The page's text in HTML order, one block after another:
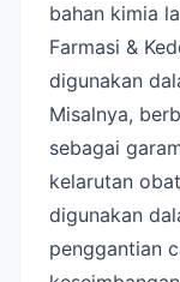
bahan kimia
Farmasi &
digunakan
Misalnya,
sebagai
kelarutan
digunakan
penggantian